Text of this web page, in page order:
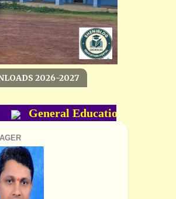
2026-2027
General Education